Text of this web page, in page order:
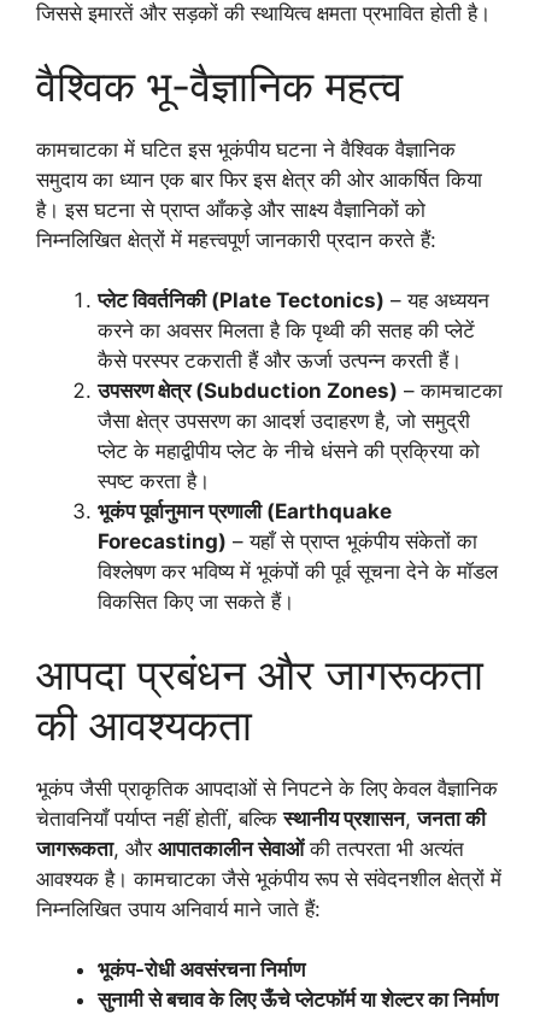
जिससे इमारतें और सड़कों की स्थायित्व क्षमता प्रभावित होती है।
वैश्विक भू-वैज्ञानिक महत्व
कामचाटका में घटित इस भूकंपीय घटना ने वैश्विक वैज्ञानिक
समुदाय का ध्यान एक बार फिर इस क्षेत्र की ओर आकर्षित किया
है। इस घटना से प्राप्त आँकड़े और साक्ष्य वैज्ञानिकों को
निम्नलिखित क्षेत्रों में महत्त्वपूर्ण जानकारी प्रदान करते हैं:
प्लेट विवर्तनिकी (Plate Tectonics) – यह अध्ययन
करने का अवसर मिलता है कि पृथ्वी की सतह की प्लेटें
कैसे परस्पर टकराती हैं और ऊर्जा उत्पन्न करती हैं।
उपसरण क्षेत्र (Subduction Zones) – कामचाटका
जैसा क्षेत्र उपसरण का आदर्श उदाहरण है, जो समुद्री
प्लेट के महाद्वीपीय प्लेट के नीचे धंसने की प्रक्रिया को
स्पष्ट करता है।
भूकंप पूर्वानुमान प्रणाली (Earthquake
Forecasting) – यहाँ से प्राप्त भूकंपीय संकेतों का
विश्लेषण कर भविष्य में भूकंपों की पूर्व सूचना देने के मॉडल
विकसित किए जा सकते हैं।
आपदा प्रबंधन और जागरूकता
की आवश्यकता
भूकंप जैसी प्राकृतिक आपदाओं से निपटने के लिए केवल वैज्ञानिक
चेतावनियाँ पर्याप्त नहीं होतीं, बल्किस्थानीय प्रशासन,जनता की
जागरूकता, और आपातकालीन सेवाओंकी तत्परता भी अत्यंत
आवश्यक है। कामचाटका जैसे भूकंपीय रूप से संवेदनशील क्षेत्रों में
निम्नलिखित उपाय अनिवार्य माने जाते हैं:
भूकंप-रोधी अवसंरचना निर्माण
सुनामी से बचाव के लिए ऊँचे प्लेटफॉर्म या शेल्टर का निर्माण